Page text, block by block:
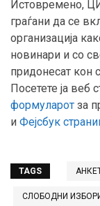
Истовремено,
граѓани да се
организација
новинари и со
придонесат кон
Посетете ја веб
формуларот за
и Фејсбук
TAGS
СЛОБОДНИ